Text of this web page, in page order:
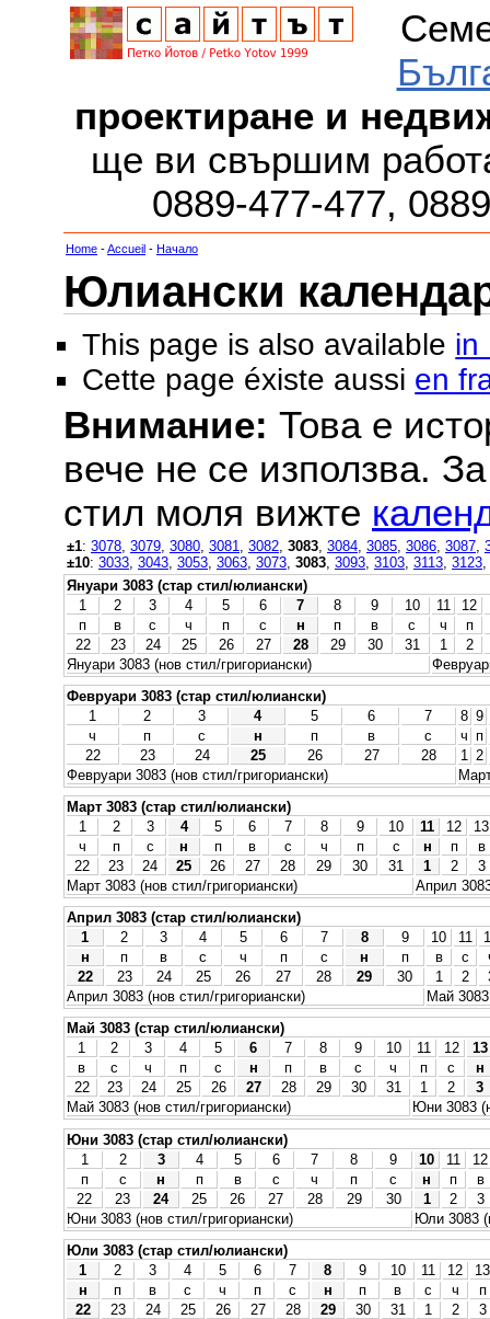
проектиране и
ще ви свършим
0889-477-477,
Home -Accueil - Начало
Юлиански
This page is also available in
Cette page éxiste aussi en
Внимание: Това е
вече не се използва.
стил моля вижте
±1: 3078 3079 3080 3081 3082 3083 3084 3085 3086 3087
±10: 3033 3043 3053 3063 3073 3083 3093 3103 3113 3123
Януари 3083 (стар стил/юлиански)
1
2 3 4 5 6 7 8 9 10 11 12
п
в с ч п с н п в с ч
п
22
23 24 25 26 27 28 29 30 31 1
2
Януари 3083 (нов стил/григориански)
Февруари 3083 (стар стил/юлиански)
1
2 3 4 5 6 7 8 9
ч
п с н п в с ч п
22
23 24 25 26 27 28 1
2
Февруари 3083 (нов стил/григориански)
Март 3083 (стар стил/юлиански)
1
2 3 4 5 6 7 8 9 10 11 12
13
ч
п с н п в с ч п с н п
в
22
23 24 25 26 27 28 29 30 31 1 2
3
Март 3083 (нов стил/григориански)
Април
Април 3083 (стар стил/юлиански)
1
2 3 4 5 6 7 8 9 10 11
н
п в с ч п с н п в с
22
23 24 25 26 27 28 29 30 1 2
Април 3083 (нов стил/григориански)
Май 3083
Май 3083 (стар стил/юлиански)
1
2 3 4 5 6 7 8 9 10 11 12
13
в
с ч п с н п в с ч п с
н
22
23 24 25 26 27 28 29 30 31 1 2
3
Май 3083 (нов стил/григориански)
Юни 3083
Юни 3083 (стар стил/юлиански)
1
2 3 4 5 6 7 8 9 10 11
12
п
с н п в с ч п с н п
в
22
23 24 25 26 27 28 29 30 1 2
3
Юни 3083 (нов стил/григориански)
Юли 3083
Юли 3083 (стар стил/юлиански)
1
2 3 4 5 6 7 8 9 10 11 12
13
н
п в с ч п с н п в с ч
п
22
23 24 25 26 27 28 29 30 31 1 2
3